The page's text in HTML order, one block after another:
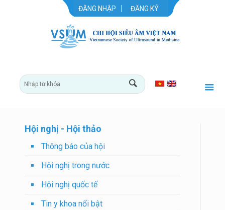
ĐĂNG NHẬP ĐĂNG KÝ
Hội nghị - Hội thảo
Thông báo của hội
Hội nghị trong nước
Hội nghị quốc tế
Tin y khoa nổi bật